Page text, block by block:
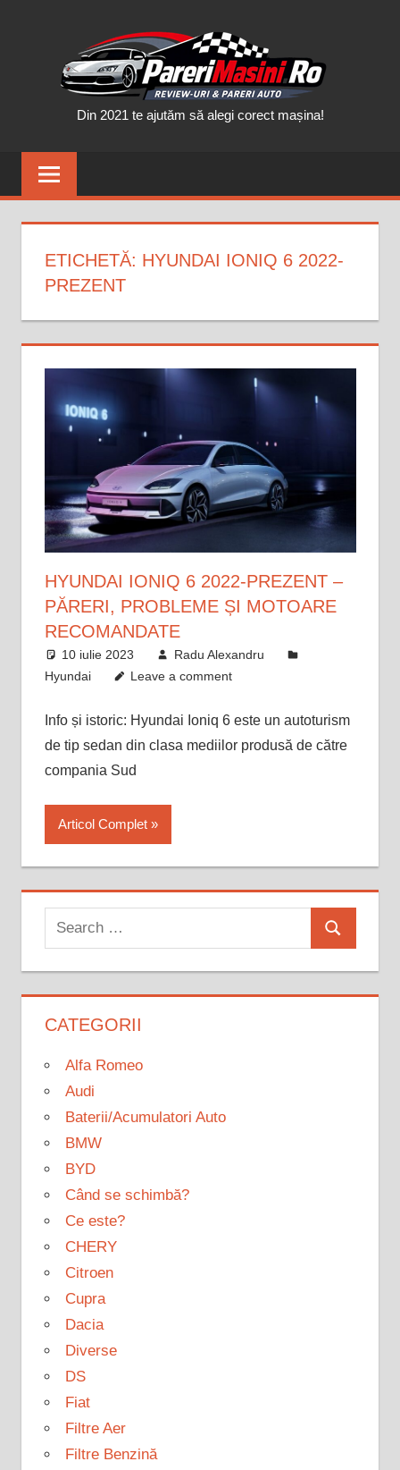
Din 2021 te ajutăm să alegi corect mașina!
ETICHETĂ: HYUNDAI IONIQ 6 2022-
PREZENT
HYUNDAI IONIQ 6 2022-PREZENT –
PĂRERI, PROBLEME ȘI MOTOARE
RECOMANDATE
10 iulie 2023
Radu Alexandru
Hyundai
Leave a comment
Info și istoric: Hyundai Ioniq 6 este un autoturism
de tip sedan din clasa mediilor produsă de către
compania Sud
Articol Complet
Search
for:
Search
CATEGORII
Alfa Romeo
Audi
Baterii/Acumulatori Auto
BMW
BYD
Când se schimbă?
Ce este?
CHERY
Citroen
Cupra
Dacia
Diverse
DS
Fiat
Filtre Aer
Filtre Benzină